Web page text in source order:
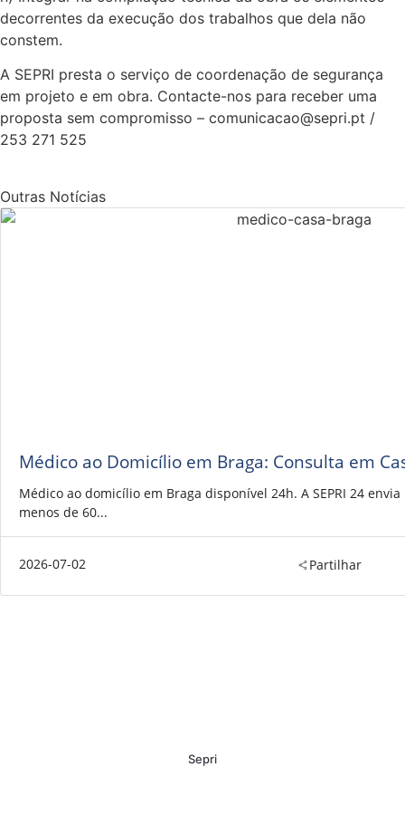
decorrentes da execução dos trabalhos que dela não
constem.
A SEPRI presta o serviço de coordenação de segurança
em projeto e em obra. Contacte-nos para receber uma
proposta sem compromisso – comunicacao@sepri.pt /
253 271 525
Outras Notícias
Médico ao Domicílio em Braga: Consulta em
Médico ao domicílio em Braga disponível 24h. A SEPRI 24
menos de 60...
2026-07-02 Partilhar
Sepri